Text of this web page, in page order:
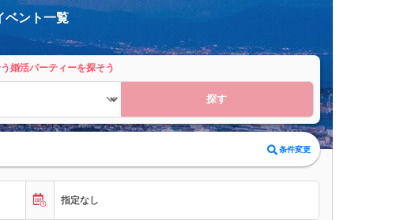
ント一覧
婚活パーティーを探そう
探す
条件変更
指定なし